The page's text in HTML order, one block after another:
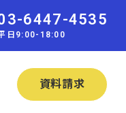
6447-4535
日9:00-18:00
資料請求